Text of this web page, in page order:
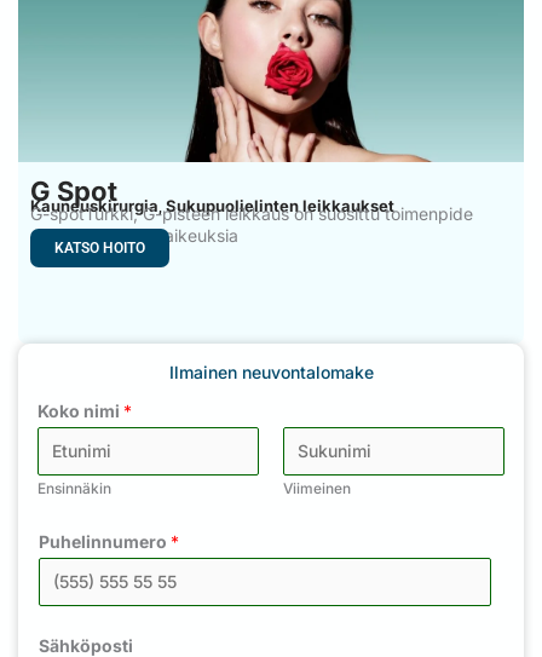
G Spot
Kauneuskirurgia Sukupuolielinten leikkaukset
G-spotTurkki, G-pisteen leikkaus on suosittu toimenpide
naisille, joilla on vaikeuksia
KATSO HOITO
Ilmainen neuvontalomake
Koko nimi *
Ensinnäkin Viimeinen
Puhelinnumero *
Sähköposti